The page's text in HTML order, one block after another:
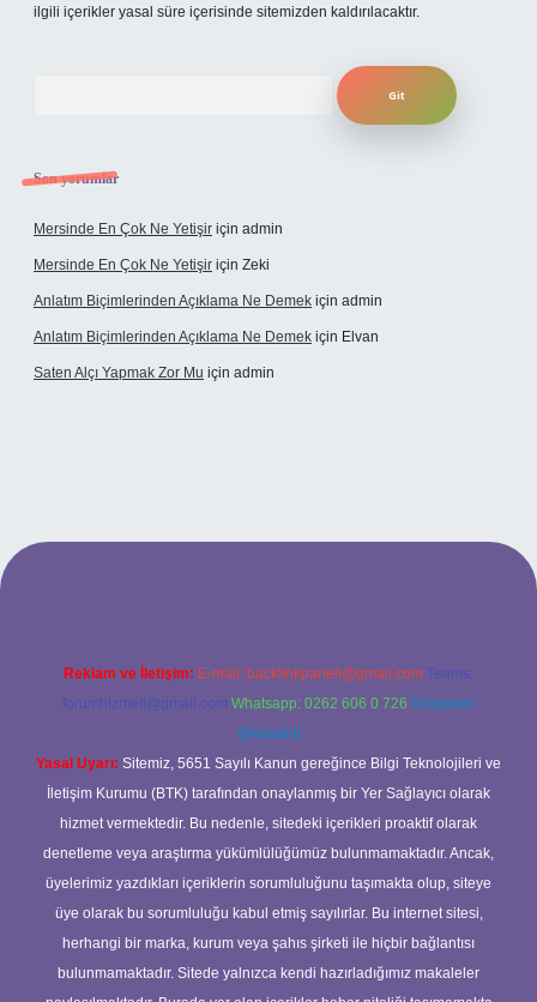
ilgili içerikler yasal süre içerisinde sitemizden kaldırılacaktır.
Son yorumlar
Mersinde En Çok Ne Yetişir için admin
Mersinde En Çok Ne Yetişir için Zeki
Anlatım Biçimlerinden Açıklama Ne Demek için admin
Anlatım Biçimlerinden Açıklama Ne Demek için Elvan
Saten Alçı Yapmak Zor Mu için admin
www.hiltonbetx.org/
Reklam ve İletişim: E-mail: backlinkpaneli@gmail.com Teams:
forumhizmeti@gmail.com Whatsapp: 0262 606 0 726 Telegram:
@karabul
Yasal Uyarı: Sitemiz, 5651 Sayılı Kanun gereğince Bilgi Teknolojileri ve
İletişim Kurumu (BTK) tarafından onaylanmış bir Yer Sağlayıcı olarak
hizmet vermektedir. Bu nedenle, sitedeki içerikleri proaktif olarak
denetleme veya araştırma yükümlülüğümüz bulunmamaktadır. Ancak,
üyelerimiz yazdıkları içeriklerin sorumluluğunu taşımakta olup, siteye
üye olarak bu sorumluluğu kabul etmiş sayılırlar. Bu internet sitesi,
herhangi bir marka, kurum veya şahıs şirketi ile hiçbir bağlantısı
bulunmamaktadır. Sitede yalnızca kendi hazırladığımız makaleler